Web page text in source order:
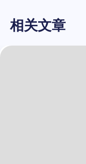
相关文章